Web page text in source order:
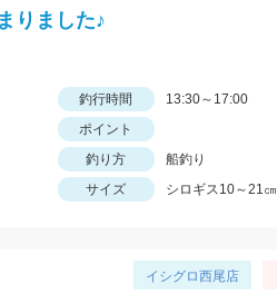
りました♪
釣行時間
13:30～17:00
ポイント
釣り方
船釣り
サイズ シロギス10～21㎝
イシグロ西尾店